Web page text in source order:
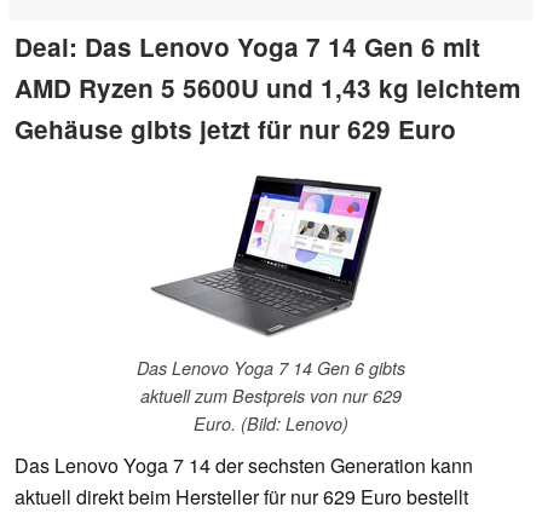
Deal: Das Lenovo Yoga 7 14 Gen 6 mit
AMD Ryzen 5 5600U und 1,43 kg leichtem
Gehäuse gibts jetzt für nur 629 Euro
Das Lenovo Yoga 7 14 Gen 6 gibts
aktuell zum Bestpreis von nur 629
Euro. (Bild: Lenovo)
Das Lenovo Yoga 7 14 der sechsten Generation kann
aktuell direkt beim Hersteller für nur 629 Euro bestellt